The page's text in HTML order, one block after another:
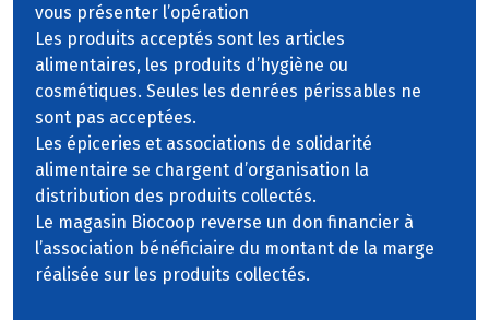
vous présenter l’opération
Les produits acceptés sont les articles
alimentaires, les produits d’hygiène ou
cosmétiques. Seules les denrées périssables ne
sont pas acceptées.
Les épiceries et associations de solidarité
alimentaire se chargent d’organisation la
distribution des produits collectés.
Le magasin Biocoop reverse un don financier à
l’association bénéficiaire du montant de la marge
réalisée sur les produits collectés.